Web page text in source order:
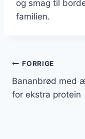
og smag til
familien.
FORRIGE
Bananbrød med
for ekstra protein